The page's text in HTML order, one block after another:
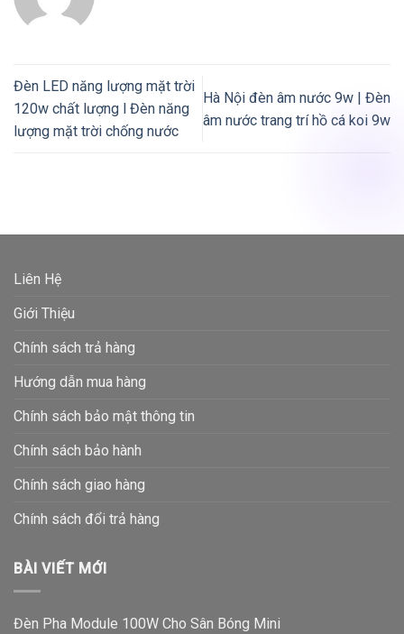
Đèn LED năng lượng mặt trời
120w chất lượng l Đèn năng
lượng mặt trời chống nước
Hà Nội đèn âm nước 9w | Đèn
âm nước trang trí hồ cá koi 9w
Liên Hệ
Giới Thiệu
Chính sách trả hàng
Hướng dẫn mua hàng
Chính sách bảo mật thông tin
Chính sách bảo hành
Chính sách giao hàng
Chính sách đổi trả hàng
BÀI VIẾT MỚI
Đèn Pha Module 100W Cho Sân Bóng Mini